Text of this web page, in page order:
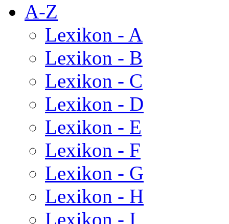
A-Z
Lexikon - A
Lexikon - B
Lexikon - C
Lexikon - D
Lexikon - E
Lexikon - F
Lexikon - G
Lexikon - H
Lexikon - I